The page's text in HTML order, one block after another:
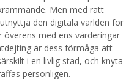
vill.
NU!
Men med rätt
den digitala världen för
med ens värderingar
är dess förmåga att
i en livlig stad, och knyta
personligen.